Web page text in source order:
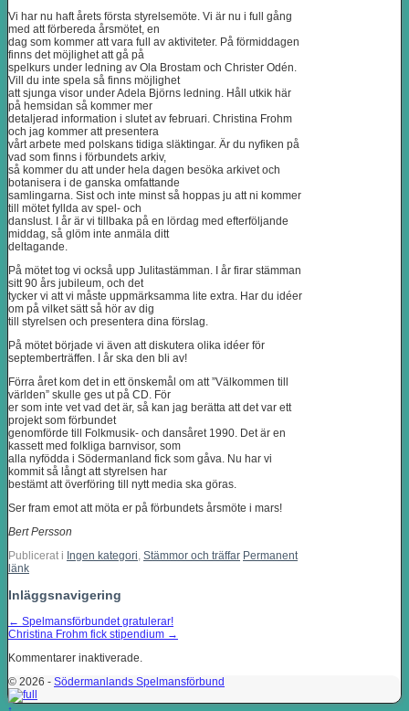
Vi har nu haft årets första styrelsemöte. Vi är nu i full gång
med att förbereda årsmötet, en
dag som kommer att vara full av aktiviteter. På förmiddagen
finns det möjlighet att gå på
spelkurs under ledning av Ola Brostam och Christer Odén.
Vill du inte spela så finns möjlighet
att sjunga visor under Adela Björns ledning. Håll utkik här
på hemsidan så kommer mer
detaljerad information i slutet av februari. Christina Frohm
och jag kommer att presentera
vårt arbete med polskans tidiga släktingar. Är du nyfiken på
vad som finns i förbundets arkiv,
så kommer du att under hela dagen besöka arkivet och
botanisera i de ganska omfattande
samlingarna. Sist och inte minst så hoppas ju att ni kommer
till mötet fyllda av spel- och
danslust. I år är vi tillbaka på en lördag med efterföljande
middag, så glöm inte anmäla ditt
deltagande.
På mötet tog vi också upp Julitastämman. I år firar stämman
sitt 90 års jubileum, och det
tycker vi att vi måste uppmärksamma lite extra. Har du idéer
om på vilket sätt så hör av dig
till styrelsen och presentera dina förslag.
På mötet började vi även att diskutera olika idéer för
septemberträffen. I år ska den bli av!
Förra året kom det in ett önskemål om att ”Välkommen till
världen” skulle ges ut på CD. För
er som inte vet vad det är, så kan jag berätta att det var ett
projekt som förbundet
genomförde till Folkmusik- och dansåret 1990. Det är en
kassett med folkliga barnvisor, som
alla nyfödda i Södermanland fick som gåva. Nu har vi
kommit så långt att styrelsen har
bestämt att överföring till nytt media ska göras.
Ser fram emot att möta er på förbundets årsmöte i mars!
Bert Persson
Publicerat i Ingen kategori Stämmor och träffar Permanent
länk
Inläggsnavigering
← Spelmansförbundet gratulerar!
Christina Frohm fick stipendium →
Kommentarer inaktiverade.
© 2026 - Södermanlands Spelmansförbund